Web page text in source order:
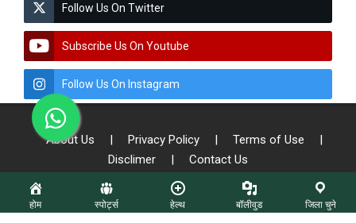
Follow Us On Twitter
Subscribe Us On Youtube
Follow Us On Instagram
About Us Privacy Policy Terms of Use
Disclimer
Contact Us
© Copyright - 2026 All Right Reserved To Sach Patrika || Designed by:
होम स्पोर्ट्स हेल्थ बॉलीवुड जिला चुने